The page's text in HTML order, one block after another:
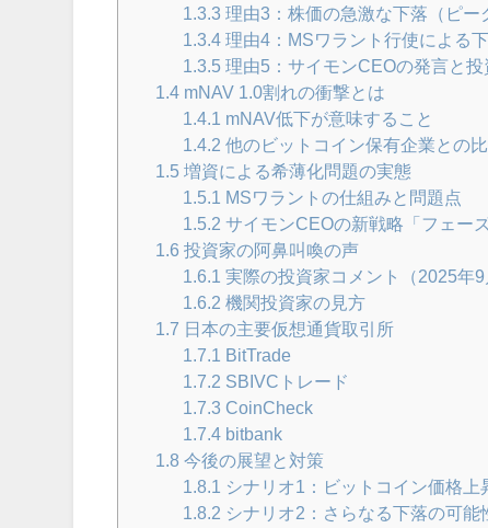
1.3.3 理由3：株価の急激な下落（ピー
1.3.4理由4：MSワラント行使による
1.3.5理由5：サイモンCEOの発言と投
1.4 mNAV 1.0割れの衝撃とは
1.4.1 mNAV低下が意味すること
1.4.2 他のビットコイン保有企業との
1.5 増資による希薄化問題の実態
1.5.1 MSワラントの仕組みと問題点
1.5.2 サイモンCEOの新戦略「フェーズ
1.6 投資家の阿鼻叫喚の声
1.6.1 実際の投資家コメント（2025年9
1.6.2 機関投資家の見方
1.7 日本の主要仮想通貨取引所
1.7.1 BitTrade
1.7.2 SBIVCトレード
1.7.3 CoinCheck
1.7.4bitbank
1.8 今後の展望と対策
1.8.1 シナリオ1：ビットコイン価格上
1.8.2 シナリオ2：さらなる下落の可能